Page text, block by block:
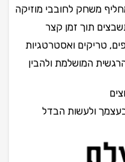
משחק לחובבי מוזיקה
תוך זמן קצר
טריקים ואסטרטגיות
המושלמת ולהבין
ולעשות הבדל